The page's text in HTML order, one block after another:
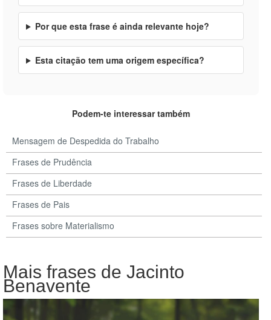
Por que esta frase é ainda relevante hoje?
Esta citação tem uma origem específica?
Podem-te interessar também
Mensagem de Despedida do Trabalho
Frases de Prudência
Frases de Liberdade
Frases de Pais
Frases sobre Materialismo
Mais frases de Jacinto
Benavente